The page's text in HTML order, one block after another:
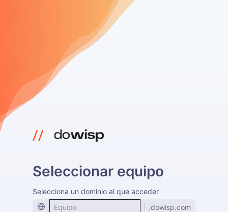
Seleccionar equipo
Selecciona un dominio al que acceder
.dowisp.com